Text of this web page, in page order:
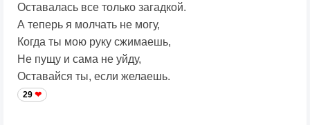
Оставалась все только загадкой.
А теперь я молчать не могу,
Когда ты мою руку сжимаешь,
Не пущу и сама не уйду,
Оставайся ты, если желаешь.
29